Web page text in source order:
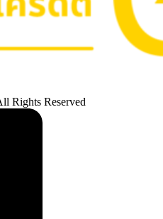
Rights Reserved